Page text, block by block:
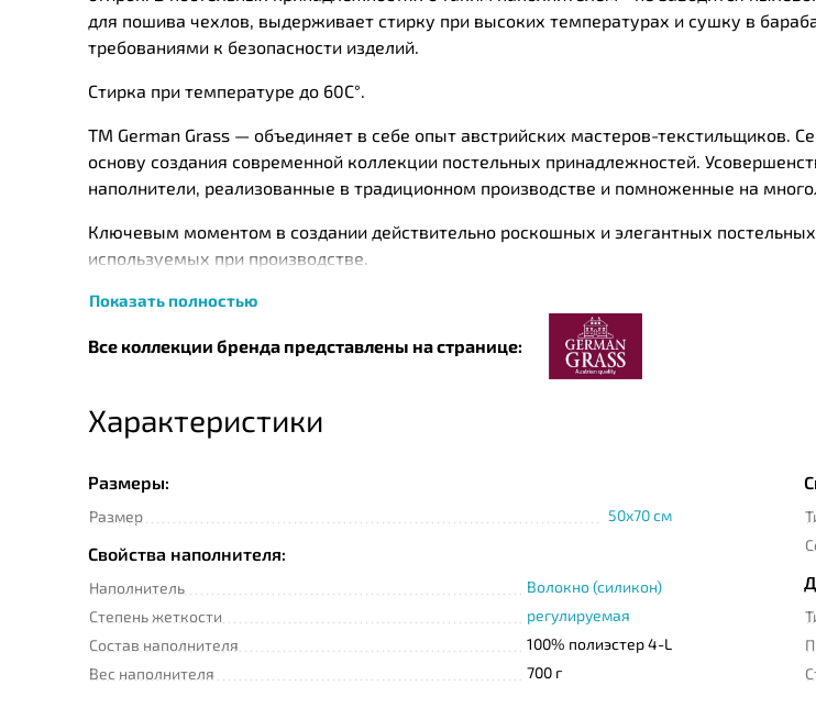
для пошива чехлов, выдерживает стирку при высоких температурах и сушку в
требованиями к безопасности изделий.
Стирка при температуре до 60С°.
ТМ German Grass — объединяет в себе опыт австрийских мастеров-текстильщиков.
основу создания современной коллекции постельных принадлежностей.
наполнители, реализованные в традиционном производстве и помноженные на
Ключевым моментом в создании действительно роскошных и элегантных
используемых при производстве.
Перед упаковкой каждое изделие ТМ «German Grass » подвергается тщательной
Показать полностью
Все коллекции бренда представлены на странице:
Характеристики
Размеры:
Размер 50x70 см
Свойства наполнителя:
Наполнитель
Волокно (силикон)
Степень жеткости
регулируемая
Состав наполнителя
100% полиэстер 4-L
Вес наполнителя
700 г